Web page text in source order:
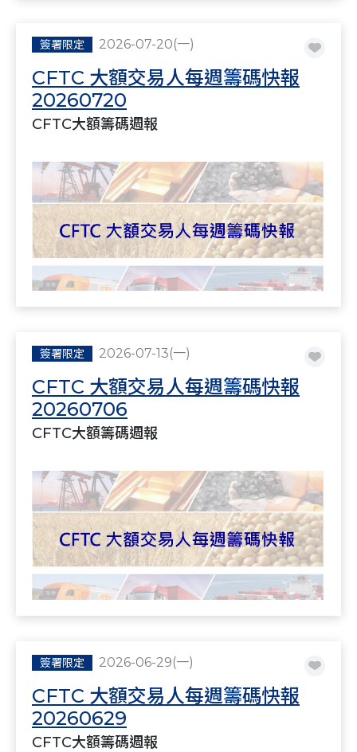
簽署限定 2026-07-20(一)
CFTC 大額交易人每週籌碼快報
20260720
CFTC大額籌碼週報
簽署限定 2026-07-13(一)
CFTC 大額交易人每週籌碼快報
20260706
CFTC大額籌碼週報
簽署限定 2026-06-29(一)
CFTC 大額交易人每週籌碼快報
20260629
CFTC大額籌碼週報